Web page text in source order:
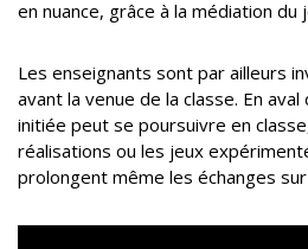
en nuance, grâce à la médiation du
Les enseignants sont par ailleurs
avant la venue de la classe. En
initiée peut se poursuivre en
réalisations ou les jeux
prolongent même les échanges